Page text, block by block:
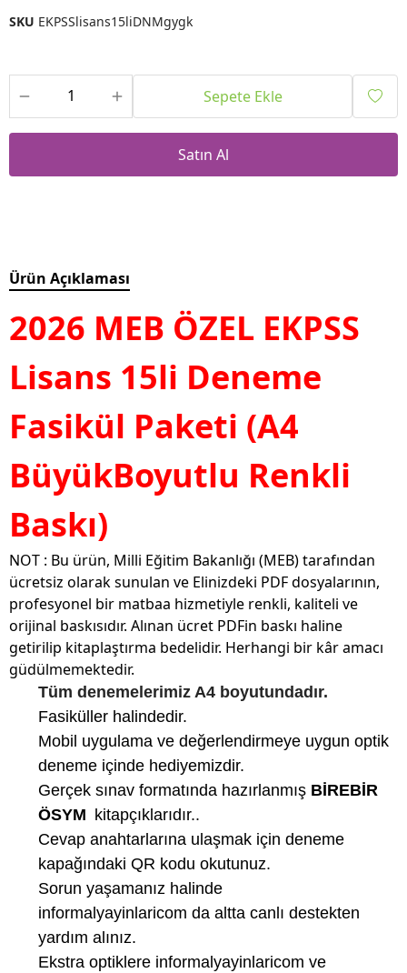
SKU EKPSSlisans15liDNMgygk
Sepete Ekle
Satın Al
Ürün Açıklaması
2026 MEB ÖZEL EKPSS
Lisans 15li Deneme
Fasikül Paketi (A4
BüyükBoyutlu Renkli
Baskı)
NOT : Bu ürün, Milli Eğitim Bakanlığı (MEB) tarafından
ücretsiz olarak sunulan ve Elinizdeki PDF dosyalarının,
profesyonel bir matbaa hizmetiyle renkli, kaliteli ve
orijinal baskısıdır. Alınan ücret PDFin baskı haline
getirilip kitaplaştırma bedelidir. Herhangi bir kâr amacı
güdülmemektedir.
Tüm denemelerimiz A4 boyutundadır.
Fasiküller halindedir.
Mobil uygulama ve değerlendirmeye uygun optik
deneme içinde hediyemizdir.
Gerçek sınav formatında hazırlanmış BİREBİR
ÖSYM kitapçıklarıdır..
Cevap anahtarlarına ulaşmak için deneme
kapağındaki QR kodu okutunuz.
Sorun yaşamanız halinde
informalyayinlaricom da altta canlı destekten
yardım alınız.
Ekstra optiklere informalyayinlaricom ve